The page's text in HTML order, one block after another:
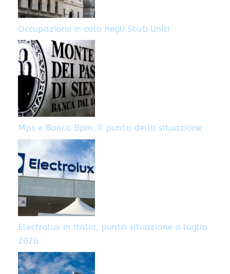
Occupazione in calo negli Stati Uniti
Mps e Banco Bpm, il punto della situazione
Electrolux in Italia, punto situazione a luglio
2026